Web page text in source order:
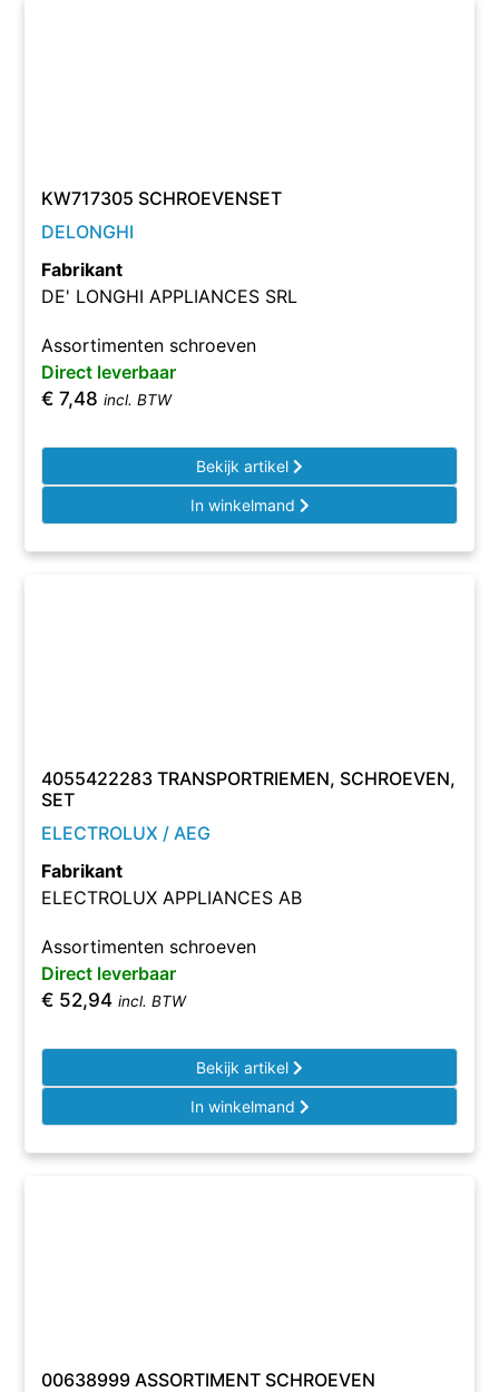
KW717305 SCHROEVENSET
DELONGHI
Fabrikant
DE' LONGHI APPLIANCES SRL
Assortimenten schroeven
Direct leverbaar
€ 7,48 incl. BTW
Bekijk artikel
In winkelmand
4055422283 TRANSPORTRIEMEN, SCHROEVEN,
SET
ELECTROLUX / AEG
Fabrikant
ELECTROLUX APPLIANCES AB
Assortimenten schroeven
Direct leverbaar
€ 52,94 incl. BTW
Bekijk artikel
In winkelmand
00638999 ASSORTIMENT SCHROEVEN